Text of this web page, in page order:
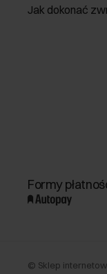
Jak dokonać
Formy
© Sklep